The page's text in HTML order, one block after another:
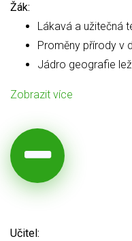
Žák:
Lákavá a užitečná
Proměny přírody v
Jádro geografie
Zobrazit více
Učitel: